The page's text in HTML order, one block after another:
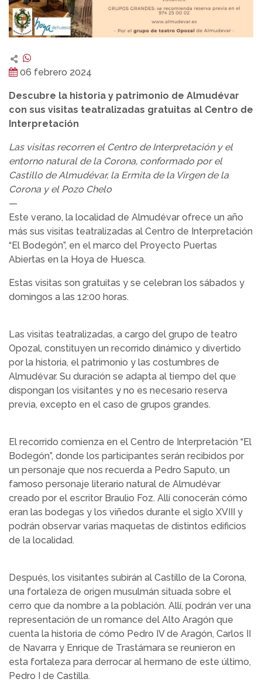
06 febrero 2024
Descubre la historia y patrimonio de Almudévar
con sus visitas teatralizadas gratuitas al Centro de
Interpretación
Las visitas recorren el Centro de Interpretación y el
entorno natural de la Corona, conformado por el
Castillo de Almudévar, la Ermita de la Virgen de la
Corona y el Pozo Chelo
—
Este verano, la localidad de Almudévar ofrece un año
más sus visitas teatralizadas al Centro de Interpretación
“El Bodegón”, en el marco del Proyecto Puertas
Abiertas en la Hoya de Huesca.
Estas visitas son gratuitas y se celebran los sábados y
domingos a las 12:00 horas.
Las visitas teatralizadas, a cargo del grupo de teatro
Opozal, constituyen un recorrido dinámico y divertido
por la historia, el patrimonio y las costumbres de
Almudévar. Su duración se adapta al tiempo del que
dispongan los visitantes y no es necesario reserva
previa, excepto en el caso de grupos grandes.
El recorrido comienza en el Centro de Interpretación “El
Bodegón”, donde los participantes serán recibidos por
un personaje que nos recuerda a Pedro Saputo, un
famoso personaje literario natural de Almudévar
creado por el escritor Braulio Foz. Allí conocerán cómo
eran las bodegas y los viñedos durante el siglo XVIII y
podrán observar varias maquetas de distintos edificios
de la localidad.
Después, los visitantes subirán al Castillo de la Corona,
una fortaleza de origen musulmán situada sobre el
cerro que da nombre a la población. Allí, podrán ver una
representación de un romance del Alto Aragón que
cuenta la historia de cómo Pedro IV de Aragón, Carlos II
de Navarra y Enrique de Trastámara se reunieron en
esta fortaleza para derrocar al hermano de este último,
Pedro I de Castilla.